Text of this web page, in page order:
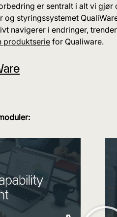
er sentralt i alt vi gjør
styringssystemet
navigerer i endringer,
produktserie for Qualiware.